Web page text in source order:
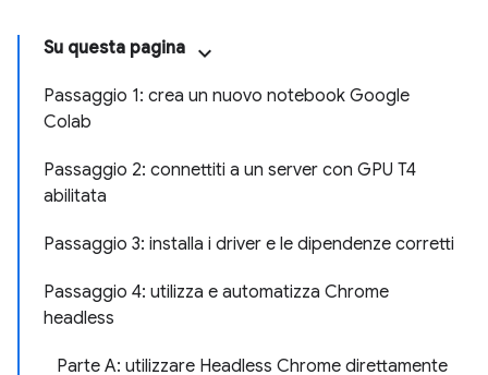
Su questa pagina
Passaggio 1: crea un nuovo notebook Google
Colab
Passaggio 2: connettiti a un server con GPU T4
abilitata
Passaggio 3: installa i driver e le dipendenze corretti
Passaggio 4: utilizza e automatizza Chrome
headless
Parte A: utilizzare Headless Chrome direttamente